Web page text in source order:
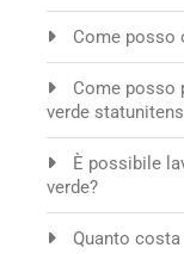
Come posso
Come posso
verde
È possibile
verde?
Quanto costa